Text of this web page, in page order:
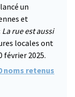
un
et
La rue est aussi
locales ont
février 2025.
noms retenus